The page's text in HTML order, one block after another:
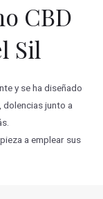
CBD
Sil
y se ha diseñado
dolencias junto a
a emplear sus